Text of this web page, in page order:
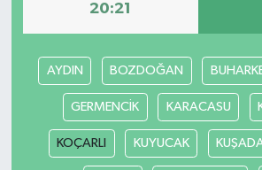
20:21
AYDIN BOZDOĞAN
GERMENCİK KARACASU
KOÇARLI KUYUCAK